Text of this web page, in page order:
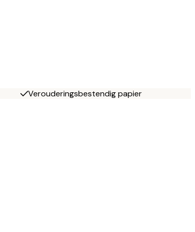
Verouderingsbestendig papier